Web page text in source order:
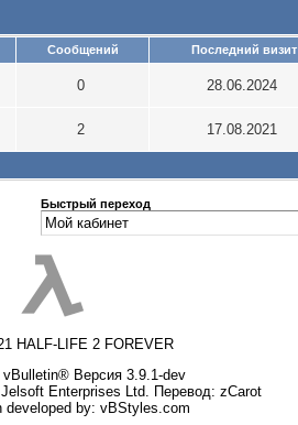
Сообщений Последний визит
0 28.06.2024
2 17.08.2021
Быстрый переход
HALF-LIFE 2 FOREVER
vBulletin® Версия 3.9.1-dev
Enterprises Ltd. Перевод: zCarot
developed by: vBStyles.com